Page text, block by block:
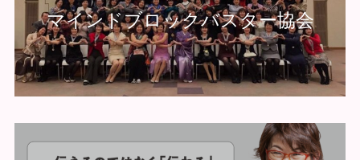
マインドブロックバスター協会